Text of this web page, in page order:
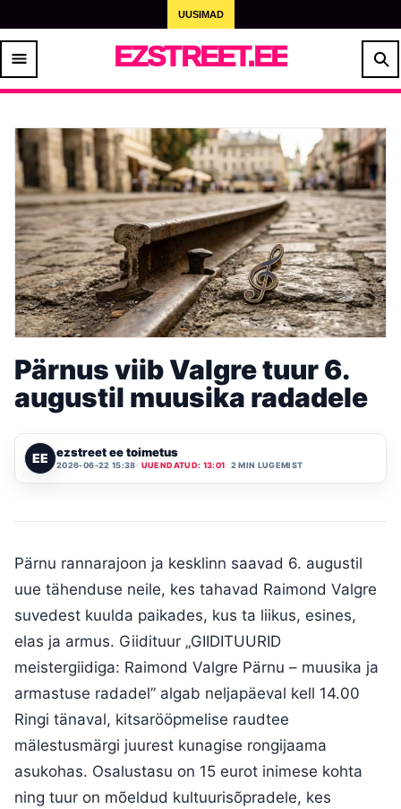
UUSIMAD
EZSTREET.EE
Pärnus viib Valgre tuur 6.
augustil muusika radadele
EE ezstreet ee toimetus
2026-06-22 15:38 UUENDATUD: 13:01 2 MIN LUGEMIST
Pärnu rannarajoon ja kesklinn saavad 6. augustil
uue tähenduse neile, kes tahavad Raimond Valgre
suvedest kuulda paikades, kus ta liikus, esines,
elas ja armus. Giidituur „GIIDITUURID
meistergiidiga: Raimond Valgre Pärnu – muusika ja
armastuse radadel” algab neljapäeval kell 14.00
Ringi tänaval, kitsarööpmelise raudtee
mälestusmärgi juurest kunagise rongijaama
asukohas. Osalustasu on 15 eurot inimese kohta
ning tuur on mõeldud kultuurisõpradele, kes